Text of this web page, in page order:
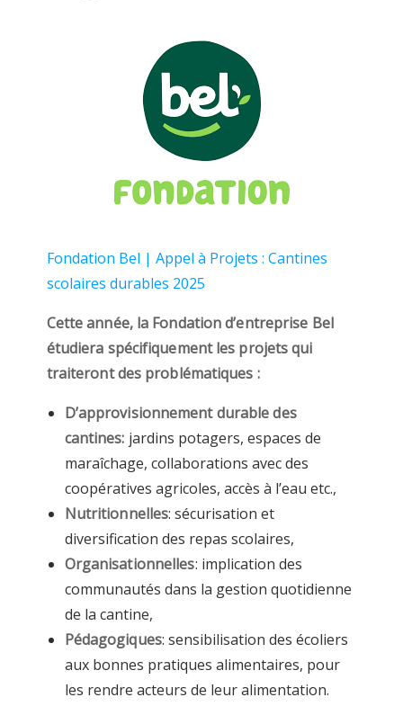
Fondation Bel | Appel à Projets : Cantines
scolaires durables 2025
Cette année, la Fondation d’entreprise Bel
étudiera spécifiquement les projets qui
traiteront des problématiques :
D’approvisionnement durable des
cantines: jardins potagers, espaces de
maraîchage, collaborations avec des
coopératives agricoles, accès à l’eau etc.,
Nutritionnelles: sécurisation et
diversification des repas scolaires,
Organisationnelles: implication des
communautés dans la gestion quotidienne
de la cantine,
Pédagogiques: sensibilisation des écoliers
aux bonnes pratiques alimentaires, pour
les rendre acteurs de leur alimentation.